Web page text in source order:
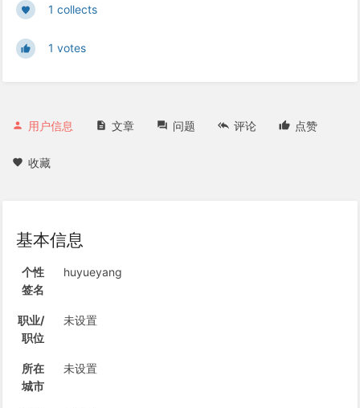
1 collects
1 votes
用户信息 文章 问题 评论 点赞
收藏
基本信息
个性
签名
huyueyang
职业/
职位
未设置
所在
城市
未设置